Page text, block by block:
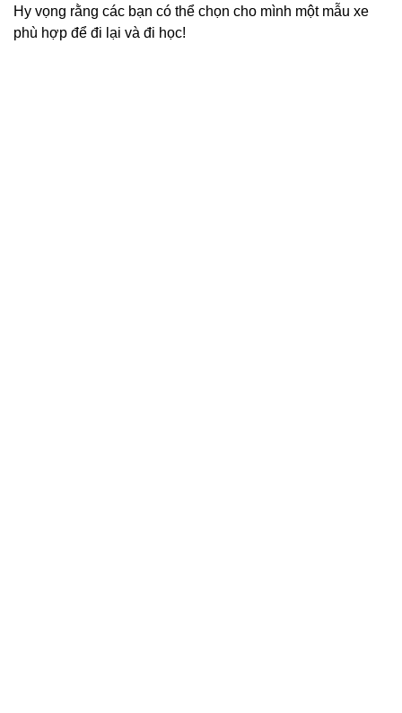
Hy vọng rằng các bạn có thể chọn cho mình một mẫu xe
phù hợp để đi lại và đi học!